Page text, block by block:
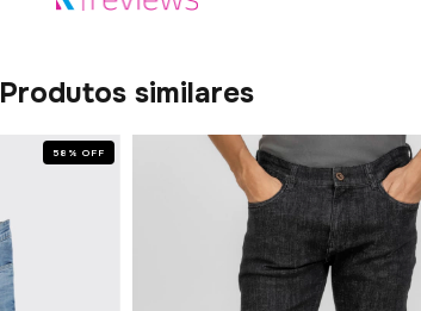
Produtos similares
58 % OFF